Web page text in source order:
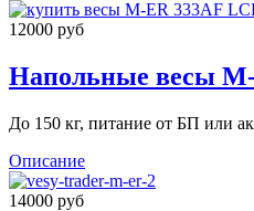
12000 руб
Напольные весы
До 150 кг, питание от БП или
Описание
14000 руб